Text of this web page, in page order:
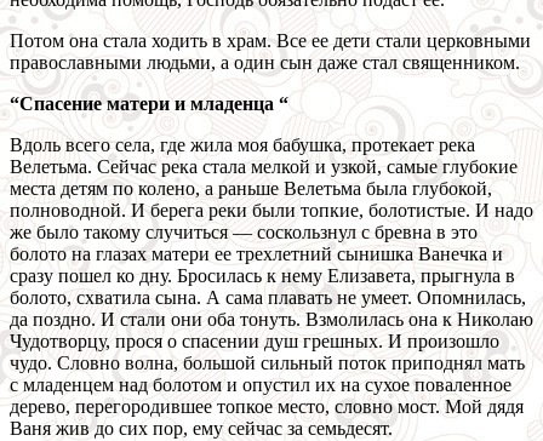
Потом она стала ходить в храм. Все ее дети стали церковными
православными людьми, а один сын даже стал священником.
“Спасение матери и младенца “
Вдоль всего села, где жила моя бабушка, протекает река
Велетьма. Сейчас река стала мелкой и узкой, самые глубокие
места детям по колено, а раньше Велетьма была глубокой,
полноводной. И берега реки были топкие, болотистые. И надо
же было такому случиться — соскользнул с бревна в это
болото на глазах матери ее трехлетний сынишка Ванечка и
сразу пошел ко дну. Бросилась к нему Елизавета, прыгнула в
болото, схватила сына. А сама плавать не умеет. Опомнилась,
да поздно. И стали они оба тонуть. Взмолилась она к Николаю
Чудотворцу, прося о спасении душ грешных. И произошло
чудо. Словно волна, большой сильный поток приподнял мать
с младенцем над болотом и опустил их на сухое поваленное
дерево, перегородившее топкое место, словно мост. Мой дядя
Ваня жив до сих пор, ему сейчас за семьдесят.